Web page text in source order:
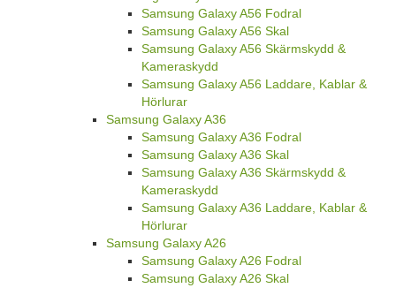
Samsung Galaxy A56 Fodral
Samsung Galaxy A56 Skal
Samsung Galaxy A56 Skärmskydd &
Kameraskydd
Samsung Galaxy A56 Laddare, Kablar &
Hörlurar
Samsung Galaxy A36
Samsung Galaxy A36 Fodral
Samsung Galaxy A36 Skal
Samsung Galaxy A36 Skärmskydd &
Kameraskydd
Samsung Galaxy A36 Laddare, Kablar &
Hörlurar
Samsung Galaxy A26
Samsung Galaxy A26 Fodral
Samsung Galaxy A26 Skal